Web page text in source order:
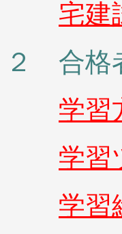
宅建
２ 合格
学習
学習
学習